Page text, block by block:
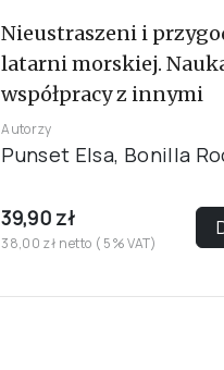
Nieustraszeni i
latarni morskiej.
współpracy z innymi
Autorzy
Punset Elsa, Bonilla
39,90 zł
38,00 zł netto ( 5% VAT)